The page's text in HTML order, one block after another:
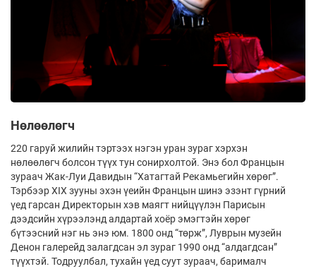
Нөлөөлөгч
220 гаруй жилийн тэртээх нэгэн уран зураг хэрхэн
нөлөөлөгч болсон түүх тун сонирхолтой. Энэ бол Францын
зураач Жак-Луи Давидын “Хатагтай Рекамьегийн хөрөг”.
Тэрбээр XIX зууны эхэн үеийн Францын шинэ эзэнт гүрний
үед гарсан Директорын хэв маягт нийцүүлэн Парисын
дээдсийн хүрээлэнд алдартай хоёр эмэгтэйн хөрөг
бүтээсний нэг нь энэ юм. 1800 онд “төрж”, Луврын музейн
Денон галерейд залагдсан эл зураг 1990 онд “алдагдсан”
түүхтэй. Тодруулбал, тухайн үед суут зураач, барималч